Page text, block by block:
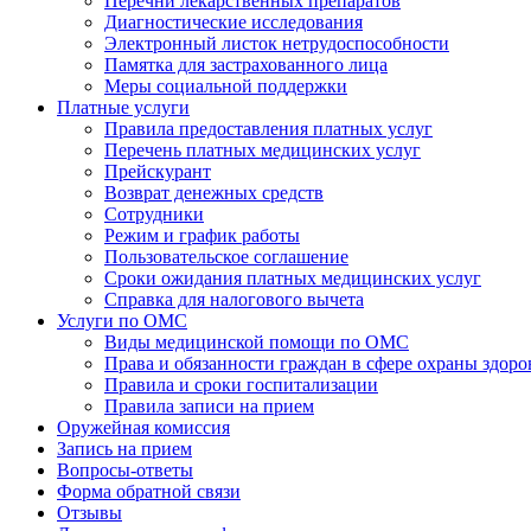
Диагностические исследования
Электронный листок нетрудоспособности
Памятка для застрахованного лица
Меры социальной поддержки
Платные услуги
Правила предоставления платных услуг
Перечень платных медицинских услуг
Прейскурант
Возврат денежных средств
Сотрудники
Режим и график работы
Пользовательское соглашение
Сроки ожидания платных медицинских услуг
Справка для налогового вычета
Услуги по ОМС
Виды медицинской помощи по ОМС
Права и обязанности граждан в сфере охраны
Правила и сроки госпитализации
Правила записи на прием
Оружейная комиссия
Запись на прием
Вопросы-ответы
Форма обратной связи
Отзывы